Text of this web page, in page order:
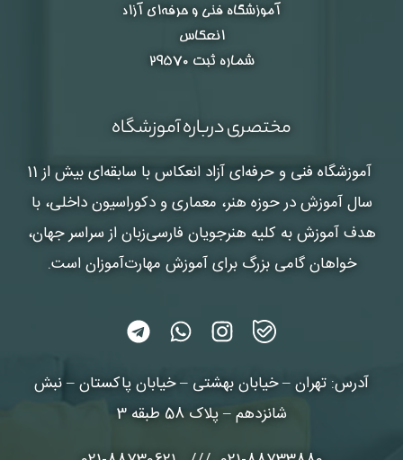
آموزشگاه فنی و حرفه‌ای آزاد
انعکاس
شماره ثبت ۲۹۵۷۰
مختصری درباره آموزشگاه
آموزشگاه فنی و حرفه‌ای آزاد انعکاس
با سابقه‌ای بیش از 11
سال آموزش در حوزه هنر، معماری و دکوراسیون داخلی، با
هدف آموزش به کلیه هنرجویان فارسی‌زبان از سراسر جهان،
خواهان گامی بزرگ برای آموزش مهارت‌آموزان است.
آدرس: تهران – خیابان بهشتی – خیابان پاکستان – نبش
شانزدهم – پلاک 58 طبقه 3